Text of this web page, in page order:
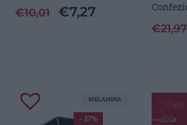
€10,01 €7,27
€21,97
- 27%
MELAMINA